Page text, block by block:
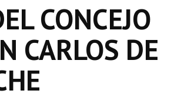
CONCEJO
CARLOS DE